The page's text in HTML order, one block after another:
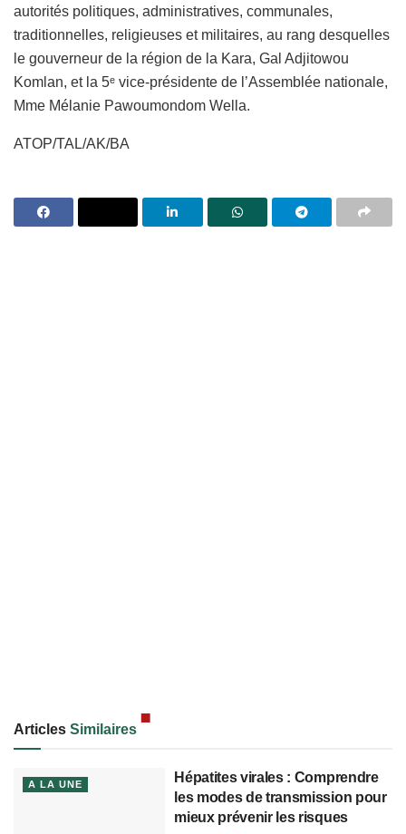
autorités politiques, administratives, communales,
traditionnelles, religieuses et militaires, au rang desquelles
le gouverneur de la région de la Kara, Gal Adjitowou
Komlan, et la 5ᵉ vice-présidente de l’Assemblée nationale,
Mme Mélanie Pawoumondom Wella.
ATOP/TAL/AK/BA
Articles Similaires
A LA UNE
Hépatites virales : Comprendre
les modes de transmission pour
mieux prévenir les risques